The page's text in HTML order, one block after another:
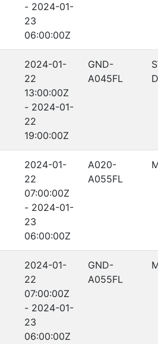
- 2024-01-
23
06:00:00Z
2024-01-
22
13:00:00Z
- 2024-01-
22
19:00:00Z
GND-
A045FL
2024-01-
22
07:00:00Z
- 2024-01-
23
06:00:00Z
A020-
A055FL
2024-01-
22
07:00:00Z
- 2024-01-
23
06:00:00Z
GND-
A055FL